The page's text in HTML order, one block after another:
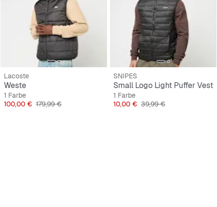
Lacoste
Weste
1 Farbe
Preis
100,00 € Originalpreis
179,99 €
SNIPES
Small Logo Light Puffer Vest
1 Farbe
Preis
10,00 € Originalpreis
39,99 €